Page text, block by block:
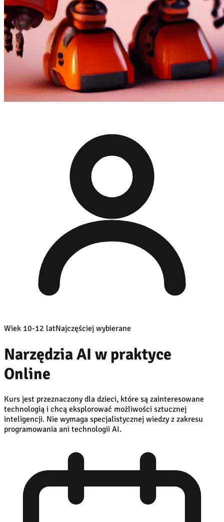
Wiek 10-12 latNajczęściej wybierane
Narzędzia AI w praktyce
Online
Kurs jest przeznaczony dla dzieci, które są zainteresowane
technologią i chcą eksplorować możliwości sztucznej
inteligencji. Nie wymaga specjalistycznej wiedzy z zakresu
programowania ani technologii AI.